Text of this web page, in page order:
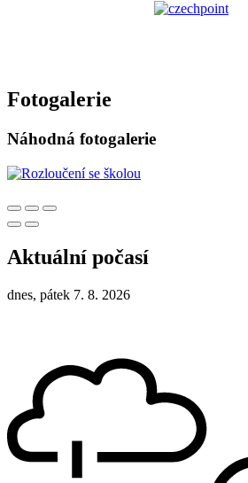
Fotogalerie
Náhodná fotogalerie
Aktuální počasí
dnes, pátek 7. 8. 2026